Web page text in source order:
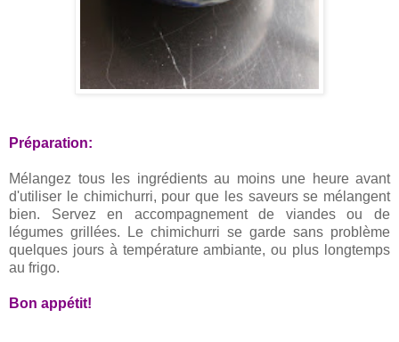
Préparation:
Mélangez tous les ingrédients au moins une heure avant
d'utiliser le chimichurri, pour que les saveurs se mélangent
bien. Servez en accompagnement de viandes ou de
légumes grillées. Le chimichurri se garde sans problème
quelques jours à température ambiante, ou plus longtemps
au frigo.
Bon appétit!